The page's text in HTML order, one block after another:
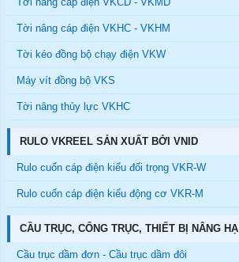
Tời nâng cáp điện VKHC - VKHM
Tời kéo đồng bộ chạy điện VKW
Máy vít đồng bộ VKS
Tời nâng thủy lực VKHC
RULO VKREEL SẢN XUẤT BỞI VNID
Rulo cuốn cáp điện kiểu đối trọng VKR-W
Rulo cuốn cáp điện kiểu động cơ VKR-M
CẦU TRỤC, CỔNG TRỤC, THIẾT BỊ NÂNG HẠ
Cầu trục dầm đơn - Cầu trục dầm đôi